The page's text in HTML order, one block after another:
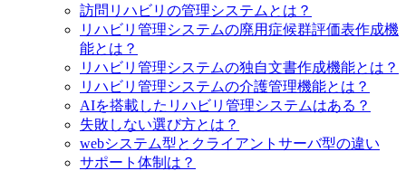
訪問リハビリの管理システムとは？
リハビリ管理システムの廃用症候群評価表作成機
能とは？
リハビリ管理システムの独自文書作成機能とは？
リハビリ管理システムの介護管理機能とは？
AIを搭載したリハビリ管理システムはある？
失敗しない選び方とは？
webシステム型とクライアントサーバ型の違い
サポート体制は？